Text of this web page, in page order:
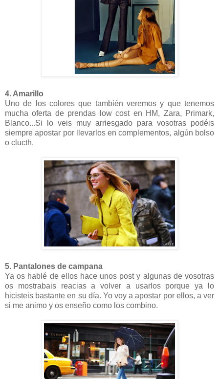
4. Amarillo
Uno de los colores que también veremos y que tenemos
mucha oferta de prendas low cost en HM, Zara, Primark,
Blanco...Si lo veis muy arriesgado para vosotras podéis
siempre apostar por llevarlos en complementos, algún bolso
o clucth.
5. Pantalones de campana
Ya os hablé de ellos hace unos post y algunas de vosotras
os mostrabais reacias a volver a usarlos porque ya lo
hicisteis bastante en su día. Yo voy a apostar por ellos, a ver
si me animo y os enseño como los combino.